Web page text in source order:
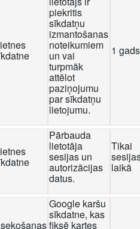
piekritis
sīkdatņu
izmantošanas
noteikumiem
un vai
turpmāk
attēlot
paziņojumu
par sīkdatņu
lietojumu.
1 gads
Pārbauda
lietotāja
sesijas un
autorizācijas
datus.
Tikai
laikā
Google karšu
sīkdatne, kas
fiksē kartes